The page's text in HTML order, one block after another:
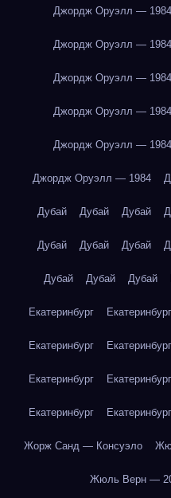
Джордж Оруэлл — 1984
Джордж Оруэлл — 1984
Джордж Оруэлл — 1984
Джордж Оруэлл — 1984
Джордж Оруэлл — 1984
Джордж Оруэлл — 1984
Дубай Дубай Дубай
Дубай Дубай Дубай
Дубай Дубай Дубай
Екатеринбург Екатеринбург
Екатеринбург Екатеринбург
Екатеринбург Екатеринбург
Екатеринбург Екатеринбург
Жорж Санд — Консуэло
Жюль Верн —